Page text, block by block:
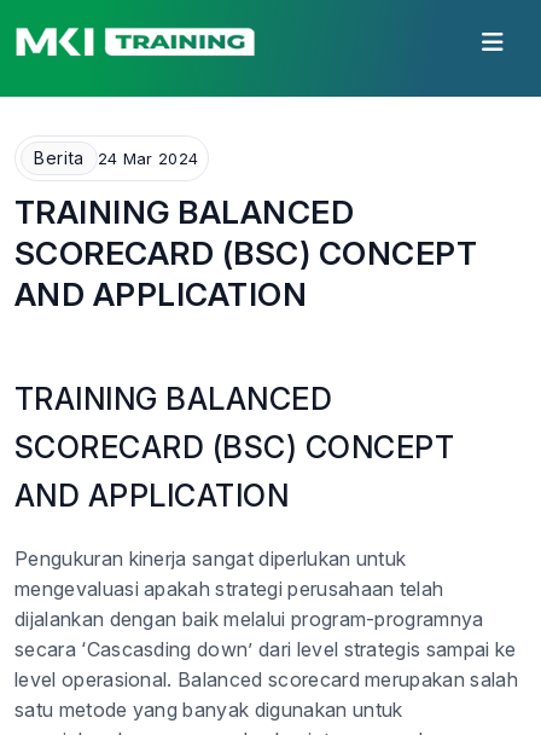
Berita 24 Mar 2024
TRAINING BALANCED
SCORECARD (BSC) CONCEPT
AND APPLICATION
TRAINING BALANCED
SCORECARD (BSC) CONCEPT
AND APPLICATION
Pengukuran kinerja sangat diperlukan untuk
mengevaluasi apakah strategi perusahaan telah
dijalankan dengan baik melalui program-programnya
secara ‘Cascasding down’ dari level strategis sampai ke
level operasional. Balanced scorecard merupakan salah
satu metode yang banyak digunakan untuk